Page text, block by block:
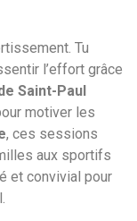
Tu
l’effort grâce
Saint-Paul
motiver les
, ces sessions
aux sportifs
et convivial pour